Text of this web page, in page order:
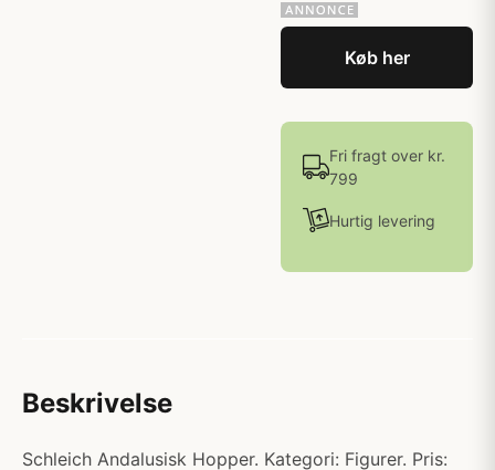
Køb her
Fri fragt over kr.
799
Hurtig levering
Beskrivelse
Schleich Andalusisk Hopper. Kategori: Figurer. Pris: